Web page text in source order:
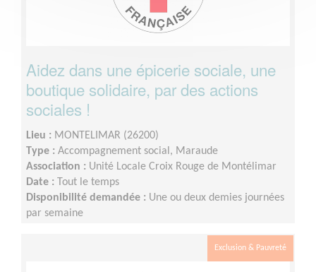
Aidez dans une épicerie sociale, une
boutique solidaire, par des actions
sociales !
Lieu : MONTELIMAR (26200)
Type : Accompagnement social, Maraude
Association : Unité Locale Croix Rouge de Montélimar
Date : Tout le temps
Disponibilité demandée : Une ou deux demies journées
par semaine
Exclusion & Pauvreté